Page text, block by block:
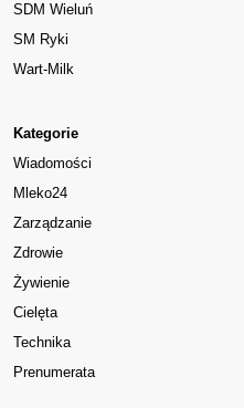
Kategorie
Wiadomości
Mleko24
Zarządzanie
Zdrowie
Żywienie
Cielęta
Technika
Prenumerata
SDM Wieluń
SM Ryki
Wart-Milk